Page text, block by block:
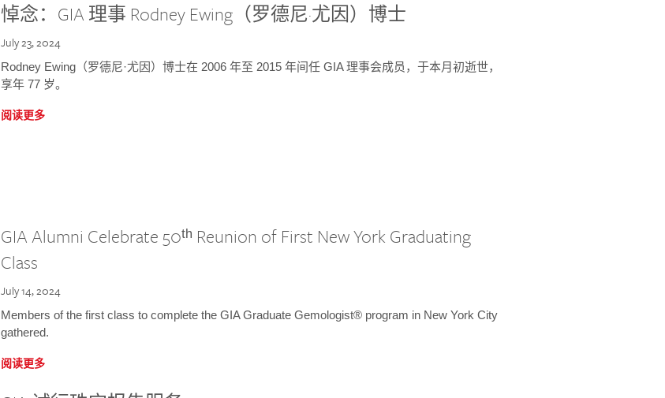
悼念：GIA 理事 Rodney Ewing（罗德尼·尤因）博士
July 23, 2024
Rodney Ewing（罗德尼·尤因）博士在 2006 年至 2015 年间任 GIA 理事会成员，于本月初逝世，
享年 77 岁。
阅读更多
GIA Alumni Celebrate 50ᵗʰ Reunion of First New York Graduating
Class
July 14, 2024
Members of the first class to complete the GIA Graduate Gemologist® program in New York City
gathered.
阅读更多